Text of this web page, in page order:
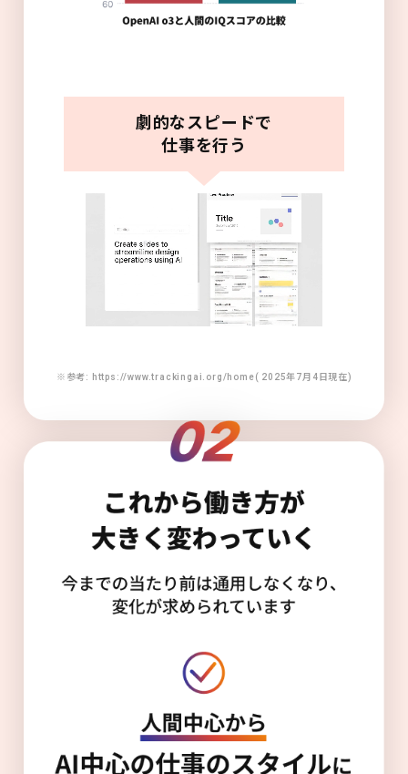
劇的なスピードで
仕事を行う
※参考: https://www.trackingai.org/home( 2025年7月4日現在)